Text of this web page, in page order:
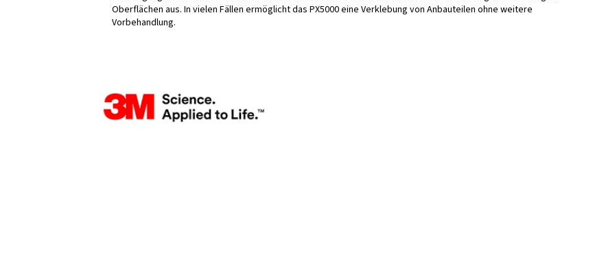
Oberflächen aus. In vielen Fällen ermöglicht das PX5000 eine Verklebung von Anbauteilen ohne weitere
Vorbehandlung.